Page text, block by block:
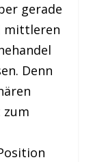
gerade
mittleren
Denn
zum